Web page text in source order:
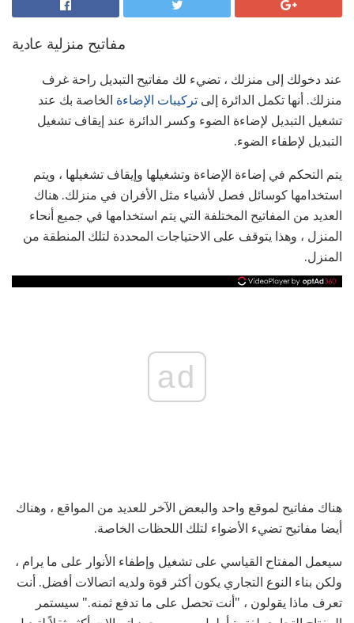
مفاتيح منزلية عادية
عند دخولك إلى منزلك ، تضيء لك مفاتيح التبديل راحة غرف
منزلك. أنها تكمل الدائرة إلى تركيبات الإضاءة الخاصة بك عند
تشغيل التبديل لإضاءة الضوء وكسر الدائرة عند إيقاف تشغيل
التبديل لإطفاء الضوء.
يتم التحكم في إضاءة الإضاءة وتشغيلها وإيقاف تشغيلها ، ويتم
استخدامها كوسائل فصل لأشياء مثل الأفران في منزلك. هناك
العديد من المفاتيح المختلفة التي يتم استخدامها في جميع أنحاء
المنزل ، وهذا يتوقف على الاحتياجات المحددة لتلك المنطقة من
المنزل.
ad
هناك مفاتيح لموقع واحد والبعض الآخر للعديد من المواقع ، وهناك
أيضا مفاتيح تضيء الأضواء لتلك اللحظات الخاصة.
سيعمل المفتاح القياسي على تشغيل وإطفاء الأنوار على ما يرام ،
ولكن بناء النوع التجاري يكون أكثر قوة ولديه اتصالات أفضل. أنت
تعرف ماذا يقولون ، "أنت تحصل على ما تدفع ثمنه." سيستمر